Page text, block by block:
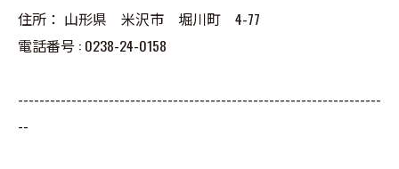
住所： 山形県 米沢市 堀川町 4-77
電話番号 : 0238-24-0158
--------------------------------------------------------------------
--